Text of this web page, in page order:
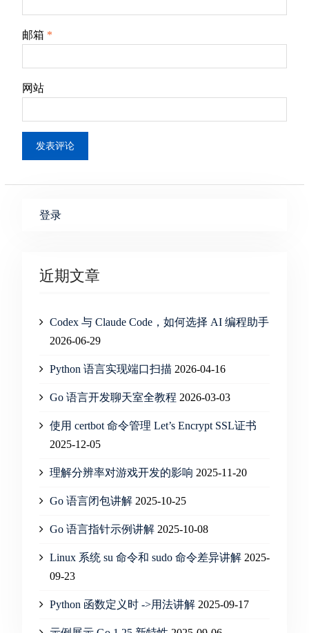
邮箱 *
网站
登录
近期文章
Codex 与 Claude Code，如何选择 AI 编程助手
2026-06-29
Python 语言实现端口扫描 2026-04-16
Go 语言开发聊天室全教程 2026-03-03
使用 certbot 命令管理 Let’s Encrypt SSL证书
2025-12-05
理解分辨率对游戏开发的影响 2025-11-20
Go 语言闭包讲解 2025-10-25
Go 语言指针示例讲解 2025-10-08
Linux 系统 su 命令和 sudo 命令差异讲解 2025-
09-23
Python 函数定义时 ->用法讲解 2025-09-17